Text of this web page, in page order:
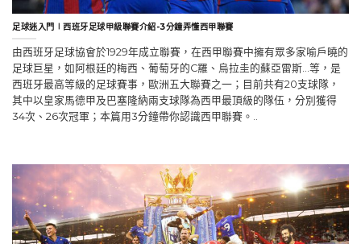
由西班牙足球協會於1929年成立聯賽，在西甲聯賽中擁有眾多家喻戶曉的
足球巨星，如阿根廷的梅西、葡萄牙的C羅、烏拉圭的蘇亞雷斯…等，是
西班牙最高等級的足球賽事，歐洲五大聯賽之一；目前共有20支球隊，
其中以皇家馬德甲及巴塞隆納兩支球隊為西甲最頂級的隊伍，分別獲得
34次、26次冠軍；本篇用3分鐘帶你認識西甲聯賽。..